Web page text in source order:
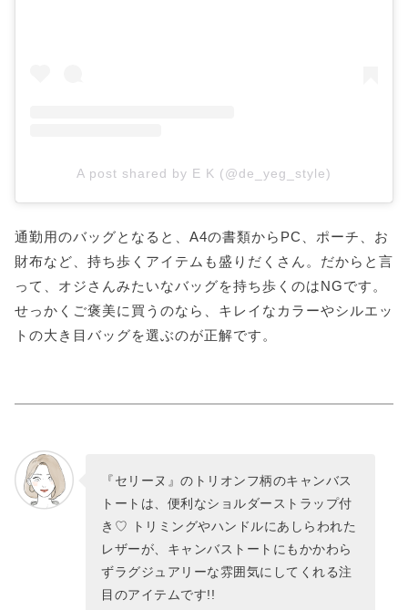
A post shared by E K (@de_yeg_style)
通勤用のバッグとなると、A4の書類からPC、ポーチ、お
財布など、持ち歩くアイテムも盛りだくさん。だからと言
って、オジさんみたいなバッグを持ち歩くのはNGです。
せっかくご褒美に買うのなら、キレイなカラーやシルエッ
トの大き目バッグを選ぶのが正解です。
『セリーヌ』のトリオンフ柄のキャンバス
トートは、便利なショルダーストラップ付
き♡ トリミングやハンドルにあしらわれた
レザーが、キャンバストートにもかかわら
ずラグジュアリーな雰囲気にしてくれる注
目のアイテムです!!